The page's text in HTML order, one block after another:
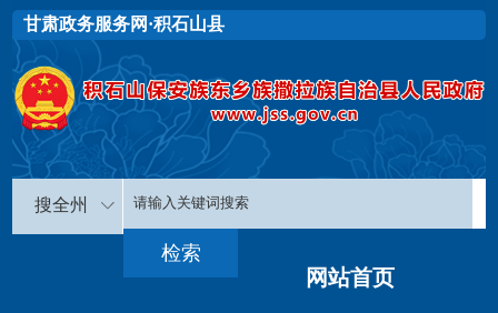
甘肃政务服务网·积石山县
搜全州
网站首页